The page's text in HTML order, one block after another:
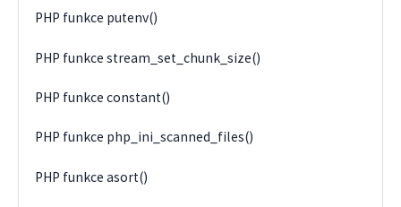
PHP funkce putenv()
PHP funkce stream_set_chunk_size()
PHP funkce constant()
PHP funkce php_ini_scanned_files()
PHP funkce asort()